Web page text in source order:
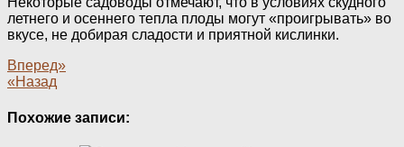
летнего и осеннего тепла плоды могут «проигрывать» во
вкусе, не добирая сладости и приятной кислинки.
Вперед»
«Назад
Похожие записи: